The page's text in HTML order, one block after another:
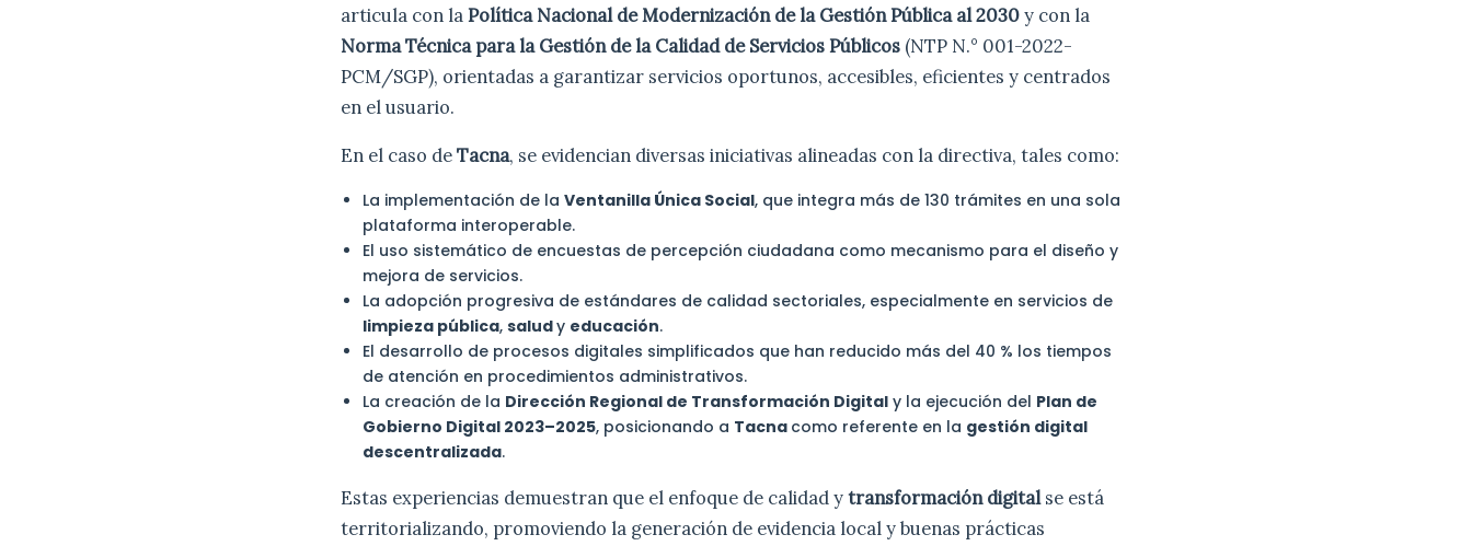
articula con laPolítica Nacional de Modernización de la Gestión Pública al 2030y con la
Norma Técnica para la Gestión de la Calidad de Servicios Públicos (NTP N.° 001-2022-
PCM/SGP), orientadas a garantizar servicios oportunos, accesibles, eficientes y centrados
en el usuario.
En el caso deTacna, se evidencian diversas iniciativas alineadas con la directiva, tales como:
La implementación de laVentanilla Única Social, que integra más de 130 trámites en una sola
plataforma interoperable.
El uso sistemático de encuestas de percepción ciudadana como mecanismo para el diseño y
mejora de servicios.
La adopción progresiva de estándares de calidad sectoriales, especialmente en servicios de
limpieza pública,saludy educación.
El desarrollo de procesos digitales simplificados que han reducido más del 40 % los tiempos
de atención en procedimientos administrativos.
La creación de la Dirección Regional de Transformación Digital y la ejecución del Plan de
Gobierno Digital 2023–2025, posicionando a Tacna como referente en la gestión digital
descentralizada.
Estas experiencias demuestran que el enfoque de calidad ytransformación digitalse está
territorializando, promoviendo la generación de evidencia local y buenas prácticas